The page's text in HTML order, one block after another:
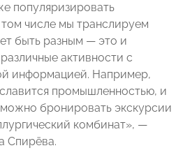
популяризировать
числе мы транслируем
быть разным — это и
активности с
информацией. Например,
промышленностью, и
бронировать экскурсии
комбинат», —
Спирёва.